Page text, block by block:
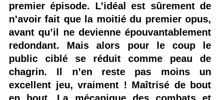
premier épisode. L’idéal est sûrement de
n’avoir fait que la moitié du premier opus,
avant qu’il ne devienne épouvantablement
redondant. Mais alors pour le coup le
public ciblé se réduit comme peau de
chagrin. Il n’en reste pas moins un
excellent jeu, vraiment ! Maîtrisé de bout